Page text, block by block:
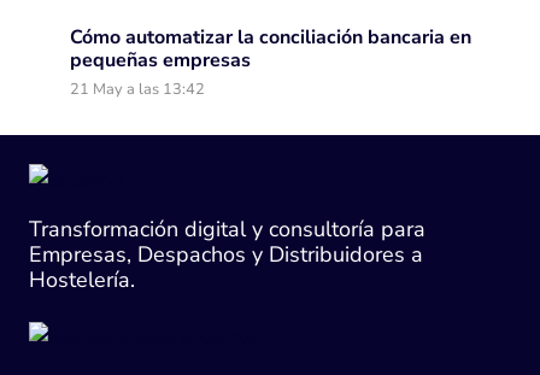
Cómo automatizar la conciliación bancaria en
pequeñas empresas
21 May a las 13:42
Transformación digital y consultoría para
Empresas, Despachos y Distribuidores a
Hostelería.